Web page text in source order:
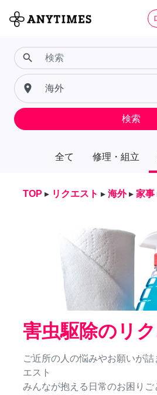
全て 修理・組立
search
place
検索
TOP ▸ リクエスト ▸ 海外 ▸ 家事
害虫駆除のリ
ご近所の人の悩みやお願いが詰
エスト
みんなが抱える日常のお困りご